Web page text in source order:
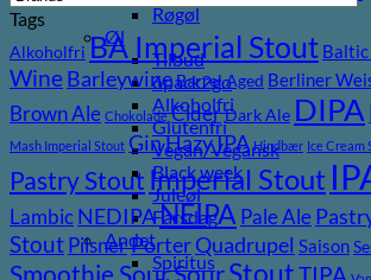
Røgøl
Øl
Tilbud
6pack2go
Alkoholfri
Glutenfri
Vegan/Vegansk
Black week
Juleøl
Farsdag
Andet
Spiritus
Tags
Alkoholfri BA Imperial Stout
Wine BarleywineBarrel Aged Berliner
Brown Ale Chokolade CiderDark Ale DIPA
Mash Imperial Stout GinHazy IPA Hindbær Ice Cream
Pastry Stout Imperial Stout
Lambic NEDIPANEIPA Pale Ale
Stout PilsnerPorterQuadrupel Saison
Smoothie SourSourStout